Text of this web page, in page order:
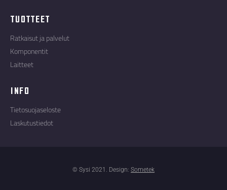
Tuotteet
Ratkaisut ja palvelut
Komponentit
Laitteet
Info
Tietosuojaseloste
Laskutustiedot
© Sysi 2021. Design: Sometek